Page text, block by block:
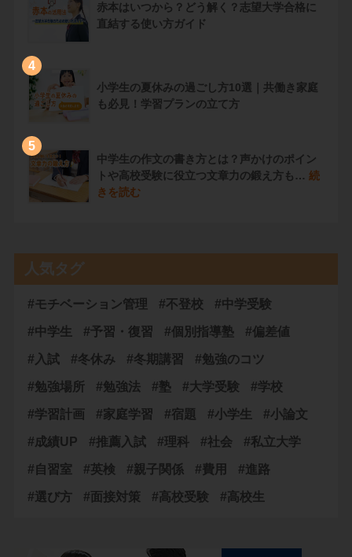
赤本はいつから？どう解く？志望大学合格に
直結する使い方ガイド
4
小学生の夏休みの過ごし方10選｜共働き家庭
も必見！学習プランの立て方
5
中学生の作文の書き方とは？声かけのポイン
トや高校受験に役立つ文章力の鍛え方も… 続
きを読む
人気タグ
#モチベーション管理 #不登校 #中学受験
#中学生 #予習・復習 #個別指導塾 #偏差値
#入試 #冬休み #冬期講習 #勉強のコツ
#勉強場所 #勉強法 #塾 #大学受験 #学校
#学習計画 #家庭学習 #宿題 #小学生 #小論文
#成績UP #推薦入試 #理科 #社会 #私立大学
#自習室 #英検 #親子関係 #費用 #進路
#選び方 #面接対策 #高校受験 #高校生